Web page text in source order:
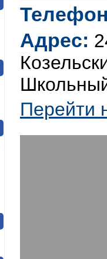
Адрес:
Перейти